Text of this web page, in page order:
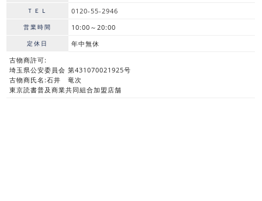
ＴＥＬ 0120-55-2946
営業時間 10:00～20:00
定休日
年中無休
古物商許可:
埼玉県公安委員会 第431070021925号
古物商氏名:石井 竜次
東京読書普及商業共同組合加盟店舗